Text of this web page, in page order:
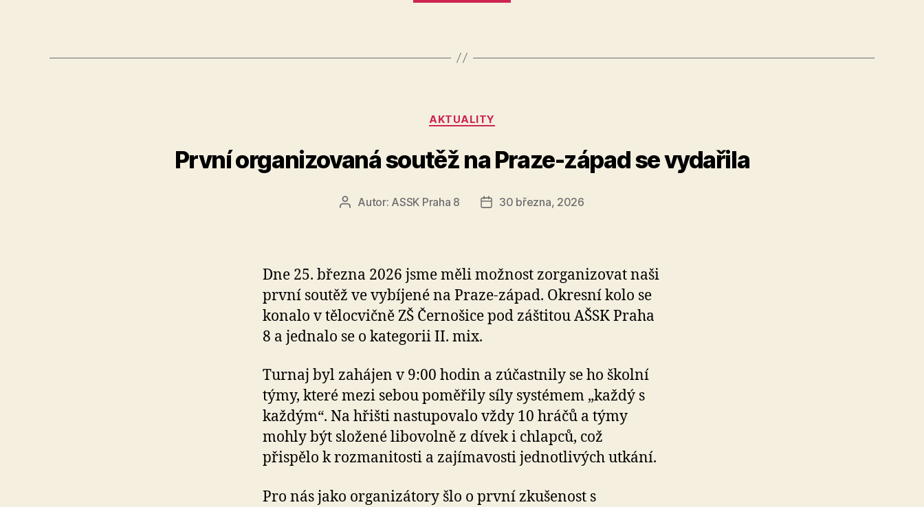
Rubriky
AKTUALITY
První organizovaná soutěž na Praze-západ se vydařila
AutorAutor: ASSK Praha 8
Datum
30 března, 2026
Dne 25. března 2026 jsme měli možnost zorganizovat naši
první soutěž ve vybíjené na Praze-západ. Okresní kolo se
konalo v tělocvičně ZŠ Černošice pod záštitou AŠSK Praha
8 a jednalo se o kategorii II. mix.
Turnaj byl zahájen v 9:00 hodin a zúčastnily se ho školní
týmy, které mezi sebou poměřily síly systémem „každý s
každým“. Na hřišti nastupovalo vždy 10 hráčů a týmy
mohly být složené libovolně z dívek i chlapců, což
přispělo k rozmanitosti a zajímavosti jednotlivých utkání.
Pro nás jako organizátory šlo o první zkušenost s